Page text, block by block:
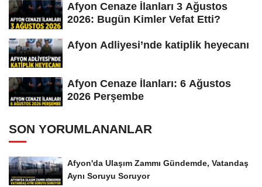
Afyon Cenaze İlanları 3 Ağustos
2026: Bugün Kimler Vefat Etti?
Afyon Adliyesi’nde katiplik heyecanı
Afyon Cenaze İlanları: 6 Ağustos
2026 Perşembe
SON YORUMLANANLAR
Afyon'da Ulaşım Zammı Gündemde, Vatandaş
Aynı Soruyu Soruyor